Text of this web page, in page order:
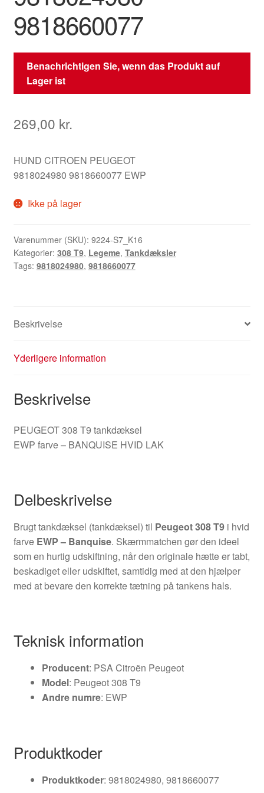
9818660077
Benachrichtigen Sie, wenn das Produkt auf
Lager ist
269,00 kr.
HUND CITROEN PEUGEOT
9818024980 9818660077 EWP
Ikke på lager
Varenummer (SKU): 9224-S7_K16
Kategorier: 308 T9, Legeme, Tankdæksler
Tags: 9818024980, 9818660077
Beskrivelse
Yderligere information
Beskrivelse
PEUGEOT 308 T9 tankdæksel
EWP farve – BANQUISE HVID LAK
Delbeskrivelse
Brugt tankdæksel (tankdæksel) til Peugeot 308 T9i hvid
farve EWP – Banquise. Skærmmatchen gør den ideel
som en hurtig udskiftning, når den originale hætte er tabt,
beskadiget eller udskiftet, samtidig med at den hjælper
med at bevare den korrekte tætning på tankens hals.
Teknisk information
Producent: PSA Citroën Peugeot
Model: Peugeot 308 T9
Andre numre: EWP
Produktkoder
Produktkoder: 9818024980, 9818660077